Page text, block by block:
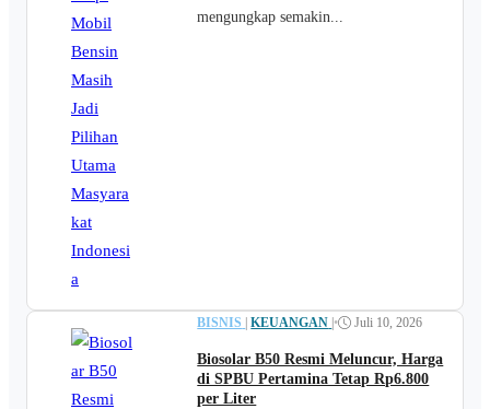
mengungkap semakin...
BISNIS KEUANGAN • Juli 10, 2026
Biosolar B50 Resmi Meluncur, Harga
di SPBU Pertamina Tetap Rp6.800
per Liter